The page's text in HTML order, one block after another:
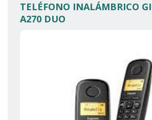
TELÉFONO INALÁMBRICO
A270 DUO